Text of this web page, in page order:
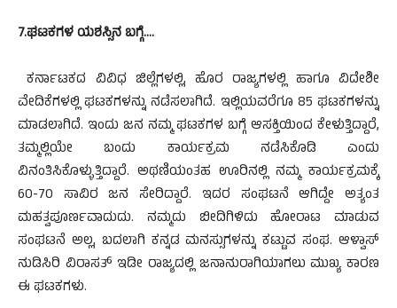
7.ಘಟಕಗಳ ಯಶಸ್ಸಿನ ಬಗ್ಗೆ….
ಕರ್ನಾಟಕದ ವಿವಿಧ ಜಿಲ್ಲೆಗಳಲ್ಲಿ, ಹೊರ ರಾಜ್ಯಗಳಲ್ಲಿ ಹಾಗೂ ವಿದೇಶೀ
ವೇದಿಕೆಗಳಲ್ಲಿ ಘಟಕಗಳನ್ನು ನಡೆಸಲಾಗಿದೆ. ಇಲ್ಲಿಯವರೆಗೂ 85 ಘಟಕಗಳನ್ನು
ಮಾಡಲಾಗಿದೆ. ಇಂದು ಜನ ನಮ್ಮ ಘಟಕಗಳ ಬಗ್ಗೆ ಆಸಕ್ತಿಯಿಂದ ಕೇಳುತ್ತಿದ್ದಾರೆ,
ತಮ್ಮಲ್ಲಿಯೇ ಬಂದು ಕಾರ್ಯಕ್ರಮ ನಡೆಸಿಕೊಡಿ ಎಂದು
ವಿನಂತಿಸಿಕೊಳ್ಳುತ್ತಿದ್ದಾರೆ. ಅಥಣಿಯಂತಹ ಊರಿನಲ್ಲಿ ನಮ್ಮ ಕಾರ್ಯಕ್ರಮಕ್ಕೆ
60-70 ಸಾವಿರ ಜನ ಸೇರಿದ್ದಾರೆ. ಇದರ ಸಂಘಟನೆ ಆಗಿದ್ದೇ ಅತ್ಯಂತ
ಮಹತ್ವಪೂರ್ಣವಾದುದು. ನಮ್ಮದು ಬೀದಿಗಿಳಿದು ಹೋರಾಟ ಮಾಡುವ
ಸಂಘಟನೆ ಅಲ್ಲ, ಬದಲಾಗಿ ಕನ್ನಡ ಮನಸ್ಸುಗಳನ್ನು ಕಟ್ಟುವ ಸಂಘ. ಆಳ್ವಾಸ್
ನುಡಿಸಿರಿ ವಿರಾಸತ್ ಇಡೀ ರಾಜ್ಯದಲ್ಲಿ ಜನಾನುರಾಗಿಯಾಗಲು ಮುಖ್ಯ ಕಾರಣ
ಈ ಘಟಕಗಳು.